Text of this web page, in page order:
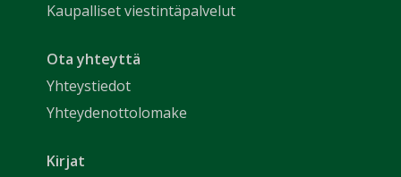
Kaupalliset viestintäpalvelut
Ota yhteyttä
Yhteystiedot
Yhteydenottolomake
Kirjat